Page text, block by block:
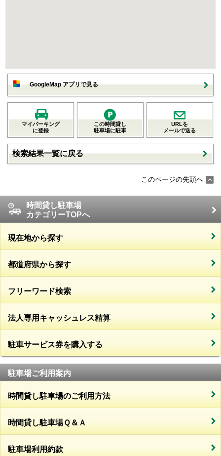
GoogleMap アプリで見る
マイパーキング
に登録
この時間貸し
駐車場に駐車
URLを
メールで送る
検索結果一覧に戻る
このページの先頭へ
時間貸し駐車場
カテゴリーTOPへ
現在地から探す
都道府県から探す
フリーワード検索
法人専用キャッシュレス精算
駐車サービス券を購入する
駐車場ご利用案内
時間貸し駐車場のご利用方法
時間貸し駐車場Ｑ＆Ａ
駐車場利用約款